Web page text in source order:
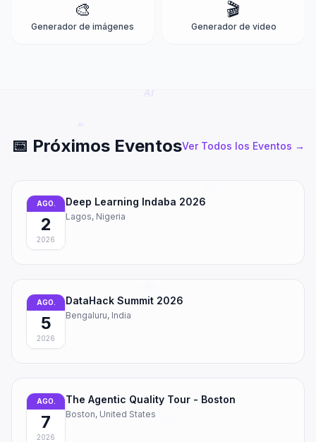
🎨
Generador de imágenes
🎬
Generador de video
📅 Próximos EventosVer Todos los Eventos →
AGO.
2
2026
Deep Learning Indaba 2026
Lagos, Nigeria
AGO.
5
2026
DataHack Summit 2026
Bengaluru, India
AGO.
7
2026
The Agentic Quality Tour - Boston
Boston, United States